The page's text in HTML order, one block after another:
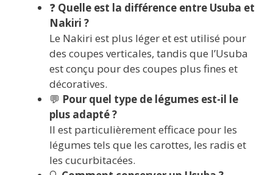
❓ Quelle est la différence entre Usuba et
Nakiri ?
Le Nakiri est plus léger et est utilisé pour
des coupes verticales, tandis que l’Usuba
est conçu pour des coupes plus fines et
décoratives.
💬 Pour quel type de légumes est-il le
plus adapté ?
Il est particulièrement efficace pour les
légumes tels que les carottes, les radis et
les cucurbitacées.